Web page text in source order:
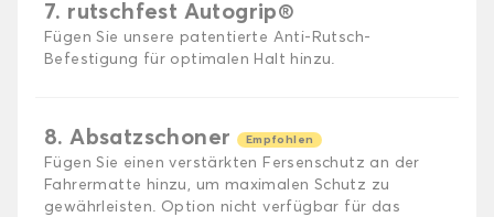
7. rutschfest Autogrip®
Fügen Sie unsere patentierte Anti-Rutsch-
Befestigung für optimalen Halt hinzu.
8. Absatzschoner Empfohlen
Fügen Sie einen verstärkten Fersenschutz an der
Fahrermatte hinzu, um maximalen Schutz zu
gewährleisten. Option nicht verfügbar für das